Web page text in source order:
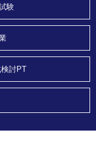
験
討PT